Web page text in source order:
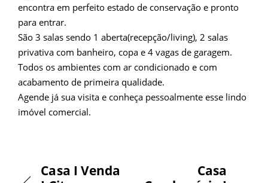
encontra em perfeito estado de conservação e pronto
para entrar.
São 3 salas sendo 1 aberta(recepção/living), 2 salas
privativa com banheiro, copa e 4 vagas de garagem.
Todos os ambientes com ar condicionado e com
acabamento de primeira qualidade.
Agende já sua visita e conheça pessoalmente esse lindo
imóvel comercial.
Casa I Venda
Casa